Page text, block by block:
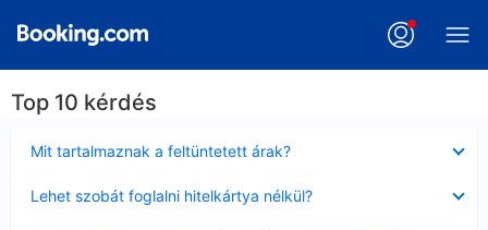
Top 10 kérdés
Mit tartalmaznak a feltüntetett árak?
Lehet szobát foglalni hitelkártya nélkül?